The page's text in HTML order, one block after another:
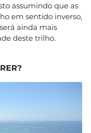
assumindo que as
em sentido inverso,
ainda mais
deste trilho.